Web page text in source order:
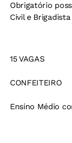
Obrigatório
Civil e
15 VAGAS
CONFEITEIRO
Ensino Médio